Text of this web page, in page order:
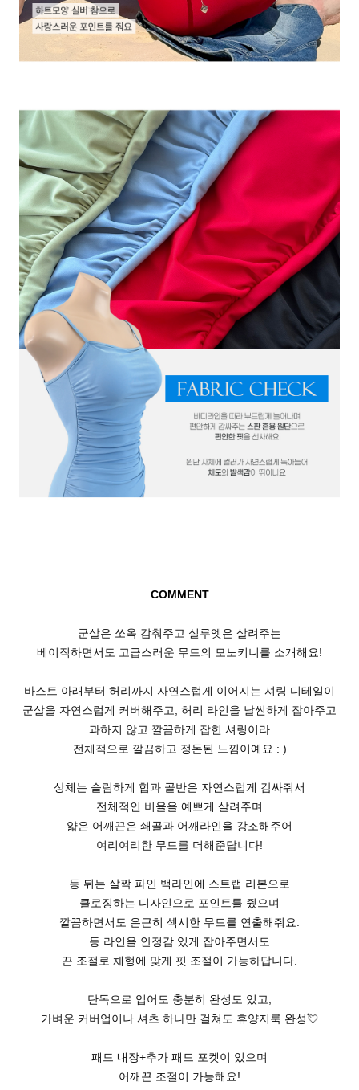
COMMENT
군살은 쏘옥 감춰주고 실루엣은 살려주는
베이직하면서도 고급스러운 무드의 모노키니를 소개해요!
바스트 아래부터 허리까지 자연스럽게 이어지는 셔링 디테일이
군살을 자연스럽게 커버해주고, 허리 라인을 날씬하게 잡아주고
과하지 않고 깔끔하게 잡힌 셔링이라
전체적으로 깔끔하고 정돈된 느낌이예요 : )
상체는 슬림하게 힙과 골반은 자연스럽게 감싸줘서
전체적인 비율을 예쁘게 살려주며
얇은 어깨끈은 쇄골과 어깨라인을 강조해주어
여리여리한 무드를 더해준답니다!
등 뒤는 살짝 파인 백라인에 스트랩 리본으로
클로징하는 디자인으로 포인트를 줬으며
깔끔하면서도 은근히 섹시한 무드를 연출해줘요.
등 라인을 안정감 있게 잡아주면서도
끈 조절로 체형에 맞게 핏 조절이 가능하답니다.
단독으로 입어도 충분히 완성도 있고,
가벼운 커버업이나 셔츠 하나만 걸쳐도 휴양지룩 완성💘
패드 내장+추가 패드 포켓이 있으며
어깨끈 조절이 가능해요!